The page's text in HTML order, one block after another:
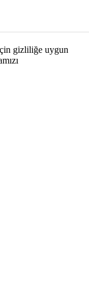
gizliliğe uygun